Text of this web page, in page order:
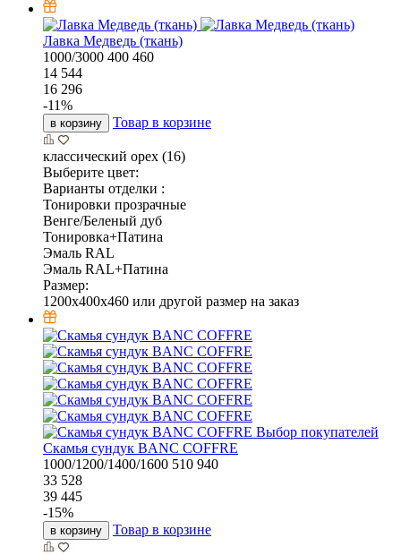
Лавка Медведь (ткань)
1000/3000 400 460
14 544
16 296
-11%
в корзину Товар в корзине
классический орех (16)
Выберите цвет:
Варианты отделки :
Тонировки прозрачные
Венге/Беленый дуб
Тонировка+Патина
Эмаль RAL
Эмаль RAL+Патина
Размер:
1200х400х460 или другой размер на заказ
Выбор покупателей
Скамья сундук BANC COFFRE
1000/1200/1400/1600 510 940
33 528
39 445
-15%
в корзину Товар в корзине